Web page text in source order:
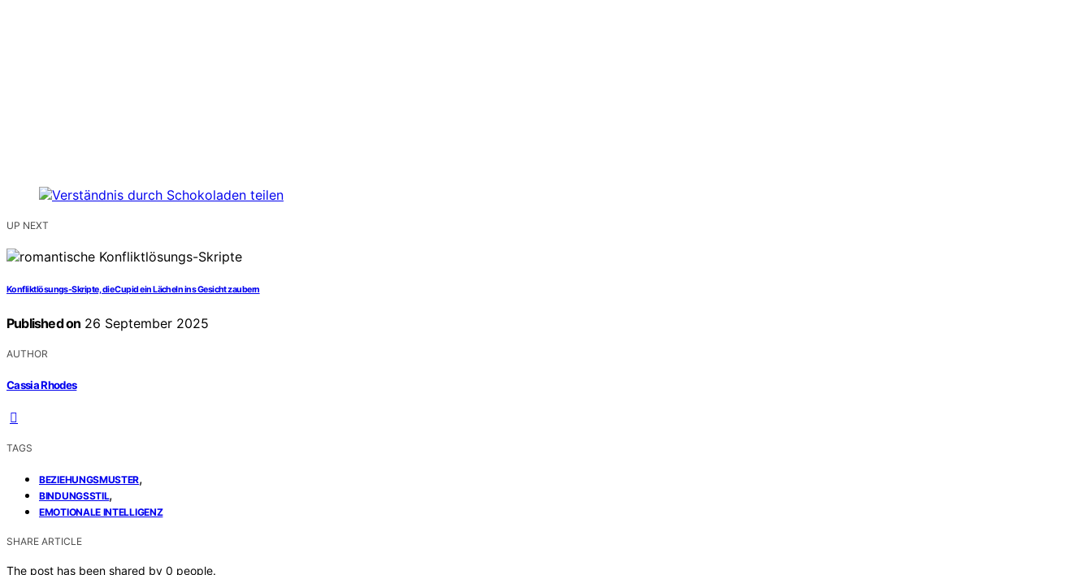
UP NEXT
Konfliktlösungs-Skripte, die Cupid ein Lächeln ins Gesicht zaubern
Published on 26 September 2025
AUTHOR
Cassia Rhodes
TAGS
BEZIEHUNGSMUSTER,
BINDUNGSSTIL,
EMOTIONALE INTELLIGENZ
SHARE ARTICLE
The post has been shared by 0 people.